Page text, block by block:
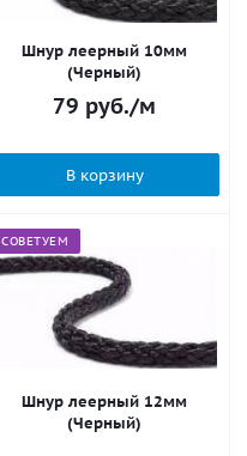
Шнур леерный 10мм
(Черный)
79 руб./м
В корзину
СОВЕТУЕМ
Шнур леерный 12мм
(Черный)